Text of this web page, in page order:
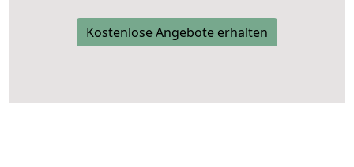
Kostenlose Angebote erhalten